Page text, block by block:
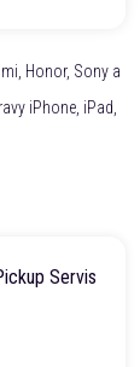
Honor, Sony a
iPhone, iPad,
Servis